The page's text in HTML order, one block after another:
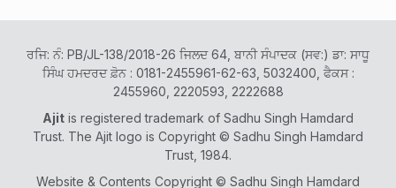
ਰਜਿ: ਨੰ: PB/JL-138/2018-26 ਜਿਲਦ 64, ਬਾਨੀ ਸੰਪਾਦਕ (ਸਵ:) ਡਾ: ਸਾਧੂ
ਸਿੰਘ ਹਮਦਰਦ ਫ਼ੋਨ : 0181-2455961-62-63, 5032400, ਫੈਕਸ :
2455960, 2220593, 2222688
Ajit is registered trademark of Sadhu Singh Hamdard
Trust. The Ajit logo is Copyright © Sadhu Singh Hamdard
Trust, 1984.
Website & Contents Copyright © Sadhu Singh Hamdard